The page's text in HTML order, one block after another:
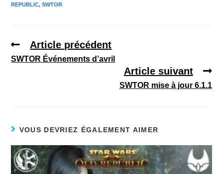
REPUBLIC, SWTOR
Article précédent
SWTOR Événements d’avril
Article suivant
SWTOR mise à jour 6.1.1
VOUS DEVRIEZ ÉGALEMENT AIMER